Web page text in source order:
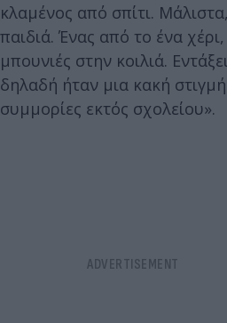
κλαμένος από σπίτι.
παιδιά. Ένας από το ένα
μπουνιές στην κοιλιά.
δηλαδή ήταν μια κακή
συμμορίες εκτός σχολείου».